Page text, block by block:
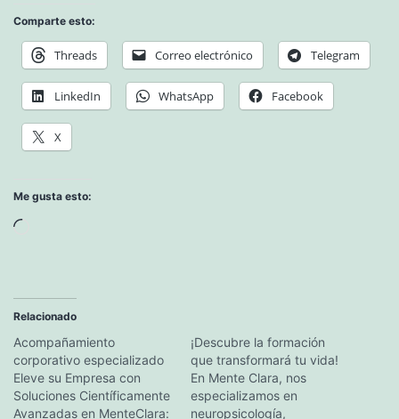
Comparte esto:
Threads Correo electrónico Telegram
LinkedIn WhatsApp Facebook
X
Me gusta esto:
Relacionado
Acompañamiento
corporativo especializado
Eleve su Empresa con
Soluciones Científicamente
Avanzadas en MenteClara:
¡Descubre la formación
que transformará tu vida!
En Mente Clara, nos
especializamos en
neuropsicología,